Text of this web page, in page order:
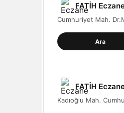
FATİH
Cumhuriyet Mah.
Ara
FATİH
Kadıoğlu Mah.